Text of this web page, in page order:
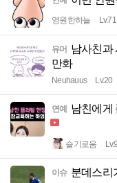
영원한하늘 Lv.71
유머 남사친과
만화
Neuhauus Lv.20
연예 남친에게
슬기로움
이슈 분데스리